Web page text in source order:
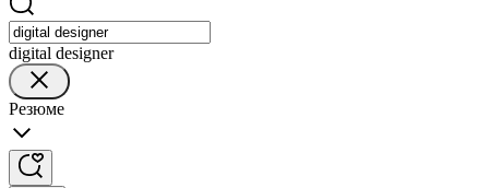
digital designer
Резюме